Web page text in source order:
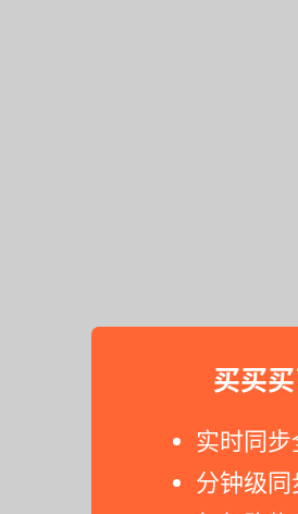
买买
实时同
分钟级